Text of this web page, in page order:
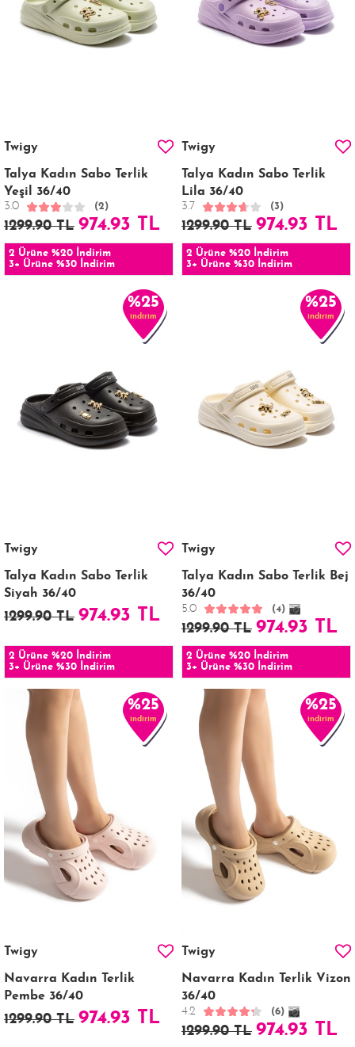
Twigy
Talya Kadın Sabo Terlik
Yeşil 36/40
3.0 (2)
1299.90 TL 974.93 TL
2 Ürüne %20 İndirim
3+ Ürüne %30 İndirim
Twigy
Talya Kadın Sabo Terlik
Lila 36/40
3.7 (3)
1299.90 TL 974.93 TL
2 Ürüne %20 İndirim
3+ Ürüne %30 İndirim
%25
indirim
Twigy
Talya Kadın Sabo Terlik
Siyah 36/40
1299.90 TL 974.93 TL
2 Ürüne %20 İndirim
3+ Ürüne %30 İndirim
%25
indirim
Twigy
Talya Kadın Sabo Terlik Bej
36/40
5.0 (4)
1299.90 TL 974.93 TL
2 Ürüne %20 İndirim
3+ Ürüne %30 İndirim
%25
indirim
Twigy
Navarra Kadın Terlik
Pembe 36/40
1299.90 TL 974.93 TL
%25
indirim
Twigy
Navarra Kadın Terlik Vizon
36/40
4.2 (6)
1299.90 TL 974.93 TL